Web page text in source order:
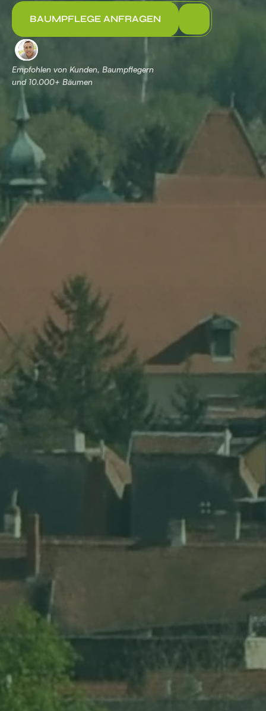
BAUMPFLEGE ANFRAGEN
Empfohlen von Kunden, Baumpflegern
und 10.000+ Bäumen